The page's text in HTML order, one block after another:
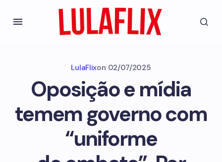
LulaFlixon 02/07/2025
Oposição e mídia
temem governo com
“uniforme